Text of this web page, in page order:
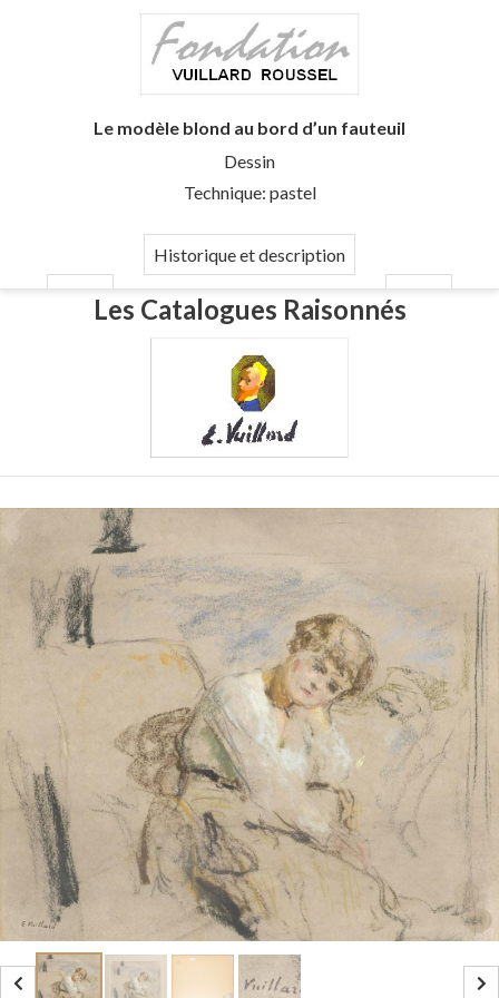
Le modèle blond au bord d’un fauteuil
Dessin
Technique: pastel
Historique et description
Les Catalogues Raisonnés